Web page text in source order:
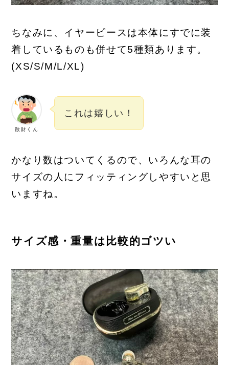
ちなみに、イヤーピースは本体にすでに装
着しているものも併せて5種類あります。
(XS/S/M/L/XL)
散財くん
これは嬉しい！
かなり数はついてくるので、いろんな耳の
サイズの人にフィッティングしやすいと思
いますね。
サイズ感・重量は比較的ゴツい